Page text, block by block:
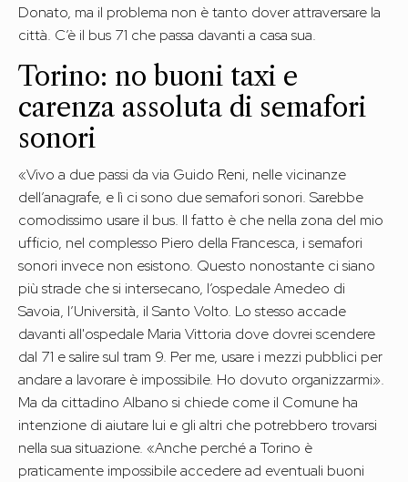
Donato, ma il problema non è tanto dover attraversare la
città. C’è il bus 71 che passa davanti a casa sua.
Torino: no buoni taxi e
carenza assoluta di semafori
sonori
«Vivo a due passi da via Guido Reni, nelle vicinanze
dell’anagrafe, e lì ci sono due semafori sonori. Sarebbe
comodissimo usare il bus. Il fatto è che nella zona del mio
ufficio, nel complesso Piero della Francesca, i semafori
sonori invece non esistono. Questo nonostante ci siano
più strade che si intersecano, l’ospedale Amedeo di
Savoia, l’Università, il Santo Volto. Lo stesso accade
davanti all'ospedale Maria Vittoria dove dovrei scendere
dal 71 e salire sul tram 9. Per me, usare i mezzi pubblici per
andare a lavorare è impossibile. Ho dovuto organizzarmi».
Ma da cittadino Albano si chiede come il Comune ha
intenzione di aiutare lui e gli altri che potrebbero trovarsi
nella sua situazione. «Anche perché a Torino è
praticamente impossibile accedere ad eventuali buoni